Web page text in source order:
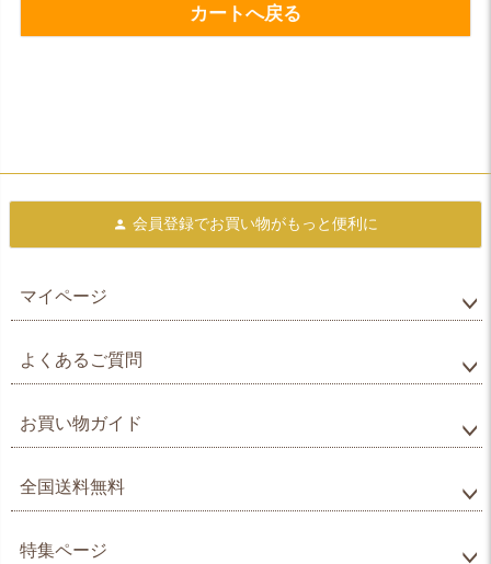
カートへ戻る
会員登録でお買い物がもっと便利に
マイページ
よくあるご質問
お買い物ガイド
全国送料無料
特集ページ